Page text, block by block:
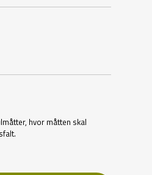
hvor måtten skal